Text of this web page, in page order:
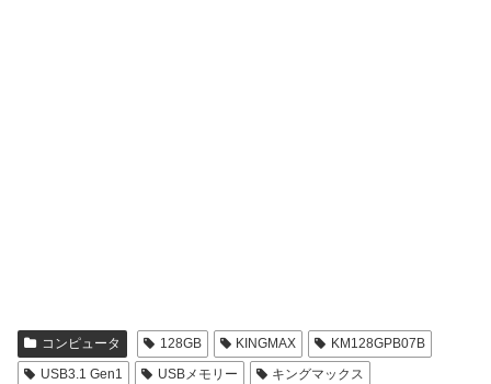
コンピュータ 128GB KINGMAX
KM128GPB07B
USB3.1 Gen1
USBメモリー キングマックス